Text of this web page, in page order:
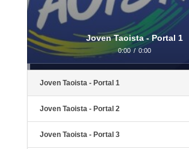
Joven Taoista - Portal 1
0:00 / 0:00
Joven Taoista - Portal 1
Joven Taoista - Portal 2
Joven Taoista - Portal 3